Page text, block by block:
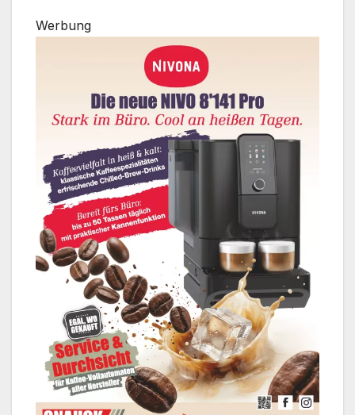
Werbung